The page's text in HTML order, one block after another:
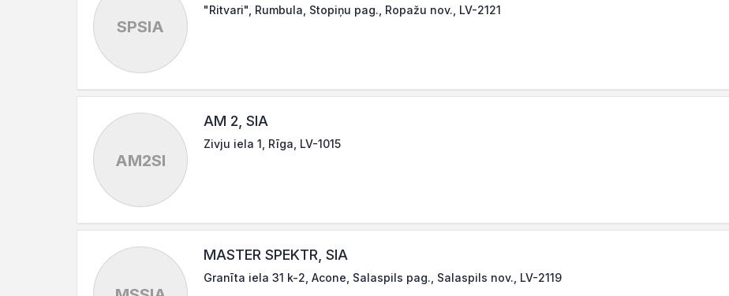
SPSIA
"Ritvari", Rumbula, Stopiņu pag., Ropažu nov., LV-2121
AM2SI
AM 2, SIA
Zivju iela 1, Rīga, LV-1015
MASTER SPEKTR, SIA
Granīta iela 31 k-2, Acone, Salaspils pag., Salaspils nov., LV-2119